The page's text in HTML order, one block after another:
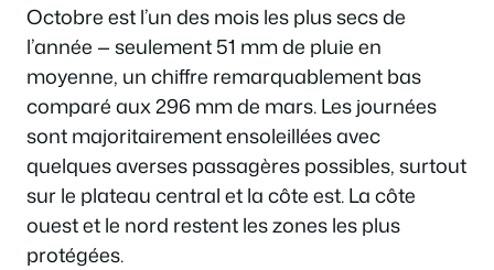
Octobre est l’un des mois les plus secs de
l’année — seulement 51 mm de pluie en
moyenne, un chiffre remarquablement bas
comparé aux 296 mm de mars. Les journées
sont majoritairement ensoleillées avec
quelques averses passagères possibles, surtout
sur le plateau central et la côte est. La côte
ouest et le nord restent les zones les plus
protégées.